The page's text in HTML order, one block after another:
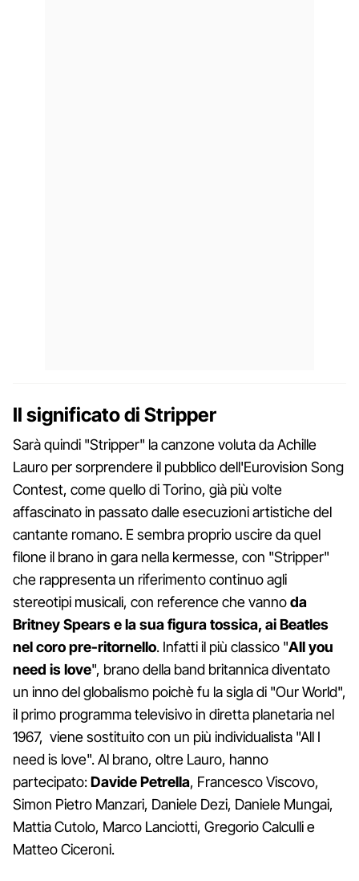
Il significato di Stripper
Sarà quindi "Stripper" la canzone voluta da Achille
Lauro per sorprendere il pubblico dell'Eurovision Song
Contest, come quello di Torino, già più volte
affascinato in passato dalle esecuzioni artistiche del
cantante romano. E sembra proprio uscire da quel
filone il brano in gara nella kermesse, con "Stripper"
che rappresenta un riferimento continuo agli
stereotipi musicali, con reference che vannoda
Britney Spears e la sua figura tossica, ai Beatles
nel coro pre-ritornello. Infatti il più classico "All you
need is love", brano della band britannica diventato
un inno del globalismo poichè fu la sigla di "Our World",
il primo programma televisivo in diretta planetaria nel
1967, viene sostituito con un più individualista "All I
need is love". Al brano, oltre Lauro, hanno
partecipato:Davide Petrella, Francesco Viscovo,
Simon Pietro Manzari, Daniele Dezi, Daniele Mungai,
Mattia Cutolo, Marco Lanciotti, Gregorio Calculli e
Matteo Ciceroni.